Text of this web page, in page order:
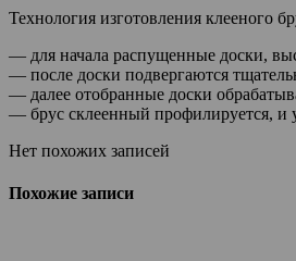
Технология изготовления клееного
— для начала распущенные доски,
— после доски подвергаются
— далее отобранные доски
— брус склеенный профилируется, и
Нет похожих записей
Похожие записи